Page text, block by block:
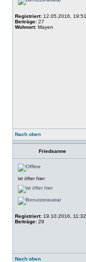
Registriert: 12.05.2016, 19:51
Beiträge: 27
Wohnort: Mayen
Nach oben
Friedsanne
ist öfter hier
Registriert: 19.10.2016, 11:32
Beiträge: 29
Nach oben